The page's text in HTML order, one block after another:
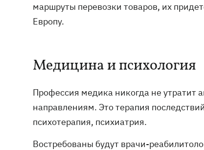
маршруты перевозки товаров, их
Европу.
Медицина и психология
Профессия медика никогда не утратит
направлениям. Это терапия
психотерапия, психиатрия.
Востребованы будут врачи-